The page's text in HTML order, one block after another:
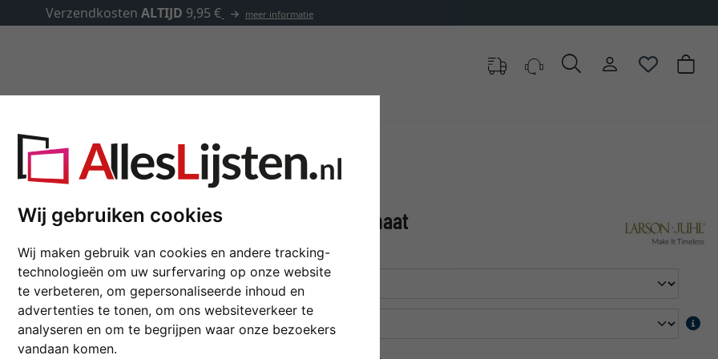
Wij gebruiken cookies
Wij maken gebruik van cookies en andere tracking-
technologieën om uw surfervaring op onze website
te verbeteren, om gepersonaliseerde inhoud en
advertenties te tonen, om ons websiteverkeer te
analyseren en om te begrijpen waar onze bezoekers
vandaan komen.
Baroklijst MAREIS 4 op maat
kleur
glastype